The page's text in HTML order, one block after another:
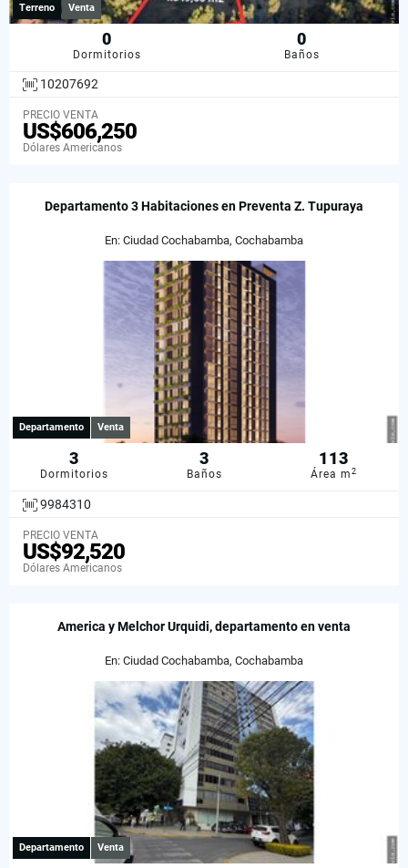
Terreno Venta
0
Dormitorios
0
Baños
10207692
PRECIO VENTA
US$606,250
Dólares Americanos
Departamento 3 Habitaciones en Preventa Z. Tupuraya
En: Ciudad Cochabamba, Cochabamba
Departamento Venta
3
Dormitorios
3
Baños
113
Área m2
9984310
PRECIO VENTA
US$92,520
Dólares Americanos
America y Melchor Urquidi, departamento en venta
En: Ciudad Cochabamba, Cochabamba
Departamento Venta